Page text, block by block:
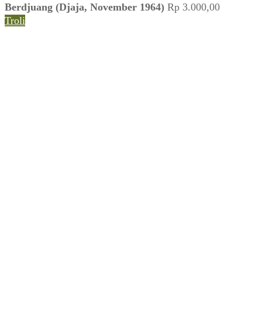
Berdjuang (Djaja, November 1964) Rp 3.000,00
Troli